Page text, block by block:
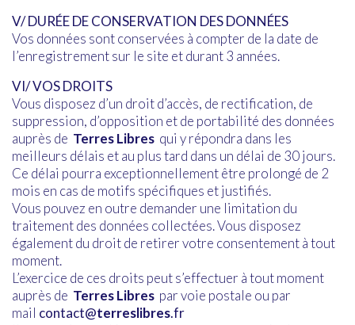
V/ DURÉE DE CONSERVATION DES DONNÉES
Vos données sont conservées à compter de la date de
l’enregistrement sur le site et durant 3 années.
VI/ VOS DROITS
Vous disposez d’un droit d’accès, de rectification, de
suppression, d’opposition et de portabilité des données
auprès de Terres Libres qui y répondra dans les
meilleurs délais et au plus tard dans un délai de 30 jours.
Ce délai pourra exceptionnellement être prolongé de 2
mois en cas de motifs spécifiques et justifiés.
Vous pouvez en outre demander une limitation du
traitement des données collectées. Vous disposez
également du droit de retirer votre consentement à tout
moment.
L’exercice de ces droits peut s’effectuer à tout moment
auprès de Terres Libres par voie postale ou par
mail contact@terreslibres.fr